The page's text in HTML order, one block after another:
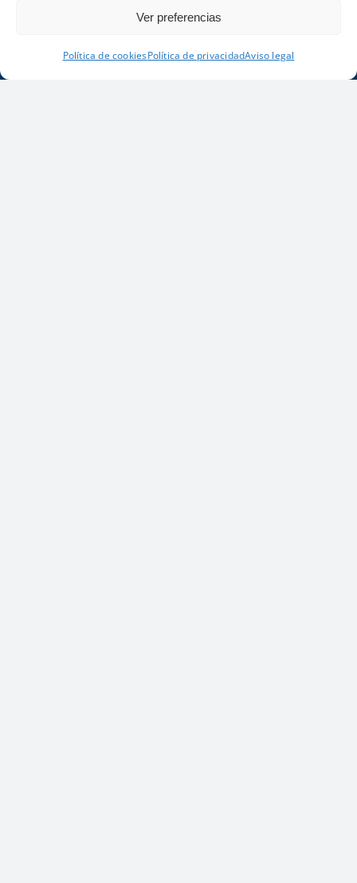
Ver preferencias
Política de cookiesPolítica de privacidadAviso legal
ACOGEDORES
APARTAMENTOS
EN SUS
SOLO ADULTOS CONTACTO SITUACIÓN